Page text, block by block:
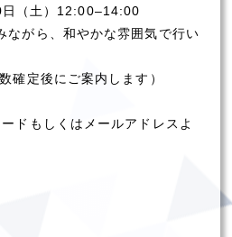
（土）12:00–14:00
ながら、和やかな雰囲気で行い
確定後にご案内します）
ドもしくはメールアドレスよ